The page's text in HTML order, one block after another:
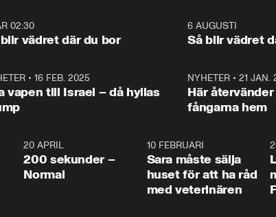
och Makten.
1:06
02:30
vädret där du bor
6 AUGUSTI
Så blir vädret
• 16 FEB. 2025
vapen till Israel – då hyllas
NYHETER •21 JAN.
Här
fångarna hem
4:2320 APRIL
200 sekunder –
Normal
10 FEBRUARI
Sara måste sälja
huset för att ha råd
med veterinären